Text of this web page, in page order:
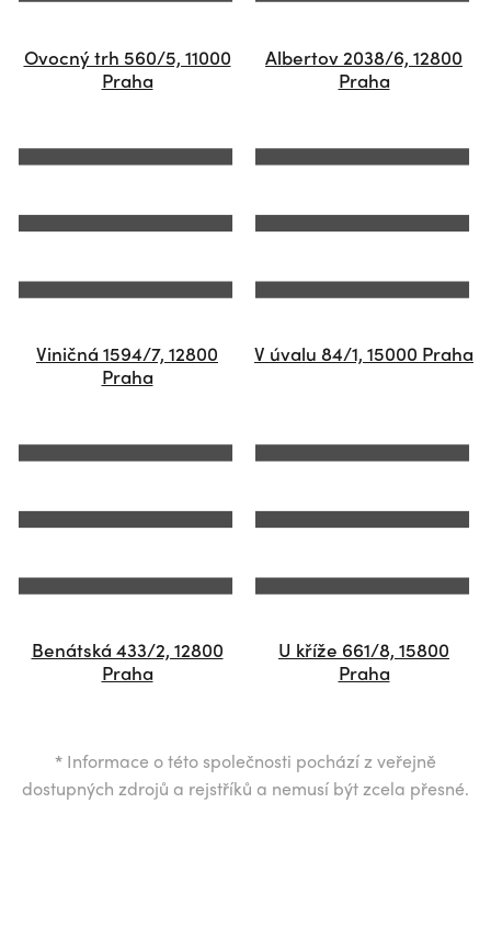
Ovocný trh 560/5, 11000
Praha
Albertov 2038/6, 12800
Praha
Viničná 1594/7, 12800
Praha
V úvalu 84/1, 15000 Praha
Benátská 433/2, 12800
Praha
U kříže 661/8, 15800
Praha
* Informace o této společnosti pochází z veřejně
dostupných zdrojů a rejstříků a nemusí být zcela přesné.